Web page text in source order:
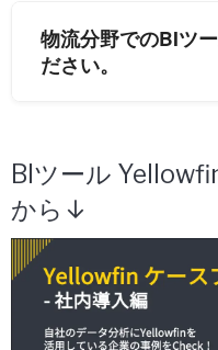
物流分野でのBIツ
ださい。
BIツール
から↓